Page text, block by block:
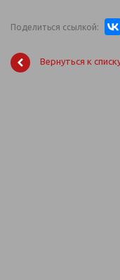
Поделиться ссылкой:
Вернуться к